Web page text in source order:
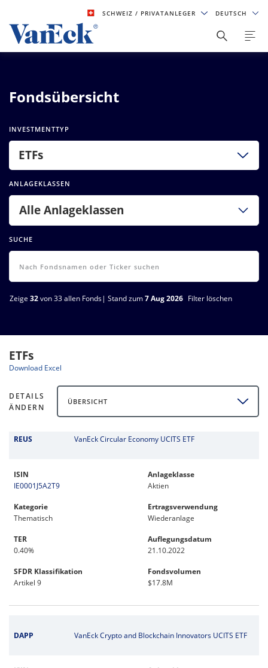
SCHWEIZ/ PRIVATANLEGER DEUTSCH
Fondsübersicht
INVESTMENTTYP
ETFs
ANLAGEKLASSEN
Alle Anlageklassen
SUCHE
Zeige 32von 33 allen Fonds| Stand zum7 Aug 2026 Filter löschen
ETFs
Download Excel
DETAILS
ÄNDERN
ÜBERSICHT
REUS VanEck Circular Economy UCITS ETF
ISIN
IE0001J5A2T9
Anlageklasse
Aktien
Kategorie
Thematisch
Ertragsverwendung
Wiederanlage
TER
0.40%
Auflegungsdatum
21.10.2022
SFDR Klassifikation
Artikel 9
Fondsvolumen
$17.8M
DAPP VanEck Crypto and Blockchain Innovators UCITS ETF